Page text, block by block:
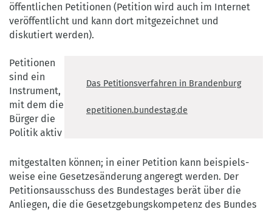
öffentlichen Petitionen (Petition wird auch im Internet
veröffentlicht und kann dort mitgezeichnet und
diskutiert werden).
Das Petitionsverfahren in Brandenburg
epetitionen.bundestag.de
Petitionen
sind ein
Instrument,
mit dem die
Bürger die
Politik aktiv
mitgestalten können; in einer Petition kann beispiels­
weise eine Gesetzesänderung angeregt werden. Der
Petitionsausschuss des Bundestages berät über die
Anliegen, die die Gesetzgebungskompetenz des Bundes